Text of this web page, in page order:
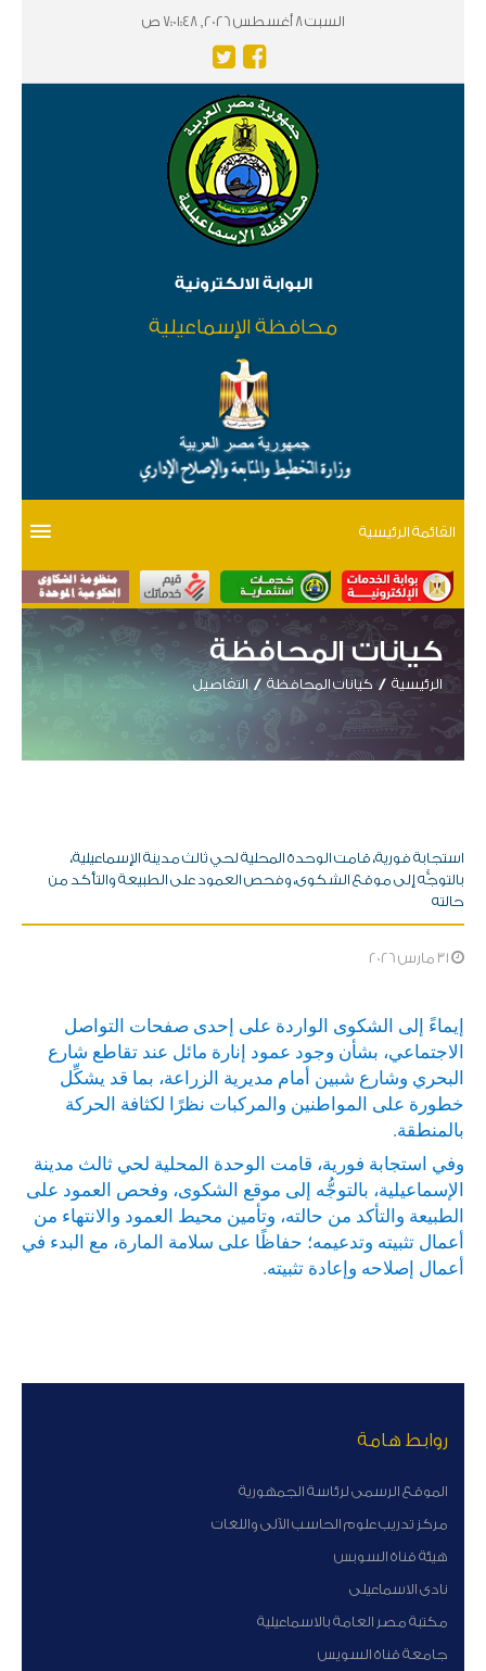
السبت 8 أغسطس 2026, 7:01:48 ص
البوابة الالكترونية
محافظة الإسماعيلية
القائمة الرئيسية
كيانات المحافظة
الرئيسية كيانات المحافظة التفاصيل
استجابة فورية، قامت الوحدة المحلية لحي ثالث مدينة الإسماعيلية،
بالتوجُّه إلى موقع الشكوى، وفحص العمود على الطبيعة والتأكد من
حالته
إيماءً إلى الشكوى الواردة على إحدى صفحات التواصل
الاجتماعي، بشأن وجود عمود إنارة مائل عند تقاطع شارع
البحري وشارع شبين أمام مديرية الزراعة، بما قد يشكِّل
خطورة على المواطنين والمركبات نظرًا لكثافة الحركة
بالمنطقة.
وفي استجابة فورية، قامت الوحدة المحلية لحي ثالث مدينة
الإسماعيلية، بالتوجُّه إلى موقع الشكوى، وفحص العمود على
الطبيعة والتأكد من حالته، وتأمين محيط العمود والانتهاء من
أعمال تثبيته وتدعيمه؛ حفاظًا على سلامة المارة، مع البدء في
أعمال إصلاحه وإعادة تثبيته.
روابط هامة
الموقع الرسمى لرئاسة الجمهورية
مركز تدريب علوم الحاسب الآلى واللغات
هيئة قناة السوبس
نادى الاسماعيلى
مكتبة مصر العامة بالاسماعيلية
جامعة قناة السويس